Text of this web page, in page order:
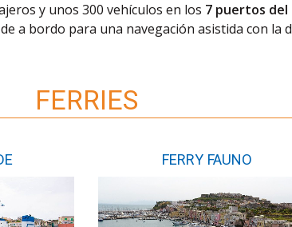
y unos 300 vehículos en los 7 puertos del
a bordo para una navegación asistida con la
FERRIES
FERRY FAUNO